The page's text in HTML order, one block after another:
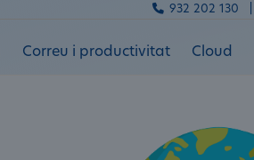
Correu i productivitat Cloud
932 202 130 |